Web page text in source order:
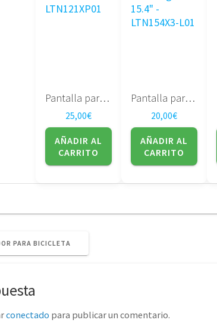
Pantalla para portatil SAMSUNG LTN121XP01
25,00€
AÑADIR AL
CARRITO
Pantalla para portatil Samsung – 15.4″ – LTN154X3-L01
20,00€
AÑADIR AL
CARRITO
PARA BICICLETA
conectado para publicar un comentario.